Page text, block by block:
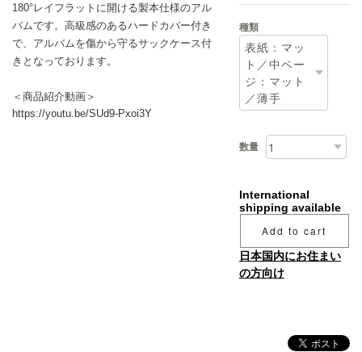
180°レイフラットに開ける製本仕様のアル
バムです。高級感のあるハードカバー付き
で、アルバムを傷から守るサックケース付
きとなっております。
＜商品紹介動画＞
https://youtu.be/SUd9-Pxoi3Y
種類
数量
International
shipping available
Add to cart
日本国内にお住まい
の方向け